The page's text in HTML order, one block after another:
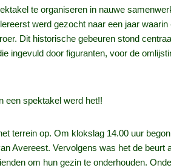
te organiseren in nauwe
werd gezocht naar een jaar
Dit historische gebeuren stond
ingevuld door figuranten, voor de
een spektakel werd het!!
terrein op. Om klokslag 14.00 uur
Avereest. Vervolgens was het de beurt
om hun gezin te onderhouden.